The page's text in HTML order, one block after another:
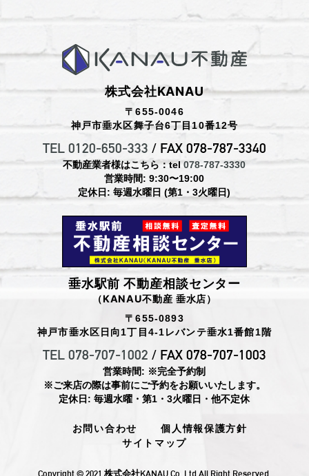
株式会社KANAU
〒655-0046
神戸市垂水区舞子台6丁目10番12号
TEL 0120-650-333 / FAX 078-787-3340
不動産業者様はこちら：tel078-787-3330
営業時間: 9:30〜19:00
定休日: 毎週水曜日 (第1・3火曜日)
垂水駅前 不動産相談センター
（KANAU不動産 垂水店）
〒655-0893
神戸市垂水区日向1丁目4-1レバンテ垂水1番館1階
TEL 078-707-1002 / FAX 078-707-1003
営業時間: ※完全予約制
※ご来店の際は事前にご予約をお願いいたします。
定休日: 毎週水曜・第1・3火曜日・他不定休
お問い合わせ
個人情報保護方針
サイトマップ
Copyright ©︎ 2021 株式会社KANAU Co.,Ltd All Right Reserved.